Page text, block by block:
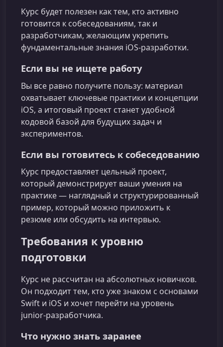
Курс будет полезен как тем, кто активно
готовится к собеседованиям, так и
разработчикам, желающим укрепить
фундаментальные знания iOS‑разработки.
Если вы не ищете работу
Вы все равно получите пользу: материал
охватывает ключевые практики и концепции
iOS, а итоговый проект станет удобной
кодовой базой для будущих задач и
экспериментов.
Если вы готовитесь к собеседованию
Курс предоставляет цельный проект,
который демонстрирует ваши умения на
практике — наглядный и структурированный
пример, который можно приложить к
резюме или обсудить на интервью.
Требования к уровню
подготовки
Курс не рассчитан на абсолютных новичков.
Он подходит тем, кто уже знаком с основами
Swift и iOS и хочет перейти на уровень
junior‑разработчика.
Что нужно знать заранее